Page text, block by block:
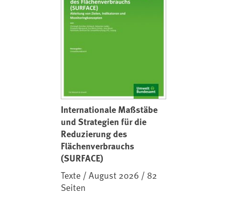
Internationale Maßstäbe
und Strategien für die
Reduzierung des
Flächenverbrauchs
(SURFACE)
Texte / August 2026 / 82
Seiten